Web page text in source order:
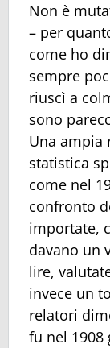
Non è
– per
come ho
sempre
riuscì a
sono
Una ampia
statistica
come nel
confronto
importate,
davano un
lire,
invece un
relatori
fu nel